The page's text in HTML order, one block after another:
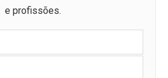
e profissões.